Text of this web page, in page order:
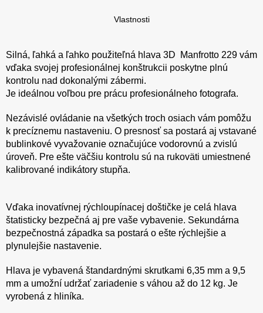
Vlastnosti
Silná, ľahká a ľahko použiteľná hlava 3D Manfrotto 229 vám
vďaka svojej profesionálnej konštrukcii poskytne plnú
kontrolu nad dokonalými zábermi.
Je ideálnou voľbou pre prácu profesionálneho fotografa.
Nezávislé ovládanie na všetkých troch osiach vám pomôžu
k precíznemu nastaveniu. O presnosť sa postará aj vstavané
bublinkové vyvažovanie označujúce vodorovnú a zvislú
úroveň. Pre ešte väčšiu kontrolu sú na rukoväti umiestnené
kalibrované indikátory stupňa.
Vďaka inovatívnej rýchloupínacej doštičke je celá hlava
štatisticky bezpečná aj pre vaše vybavenie. Sekundárna
bezpečnostná západka sa postará o ešte rýchlejšie a
plynulejšie nastavenie.
Hlava je vybavená štandardnými skrutkami 6,35 mm a 9,5
mm a umožní udržať zariadenie s váhou až do 12 kg. Je
vyrobená z hliníka.